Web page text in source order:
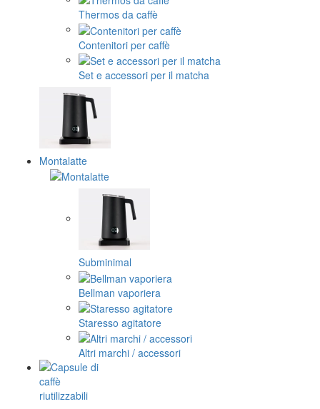
Thermos da caffè
Contenitori per caffè
Set e accessori per il matcha
Montalatte
Subminimal
Bellman vaporiera
Staresso agitatore
Altri marchi / accessori